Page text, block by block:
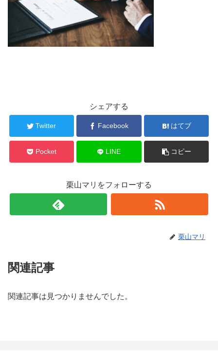
シェアする
Twitter Facebook はてブ
Pocket LINE コピー
栗山マリをフォローする
栗山マリ
関連記事
関連記事は見つかりませんでした。